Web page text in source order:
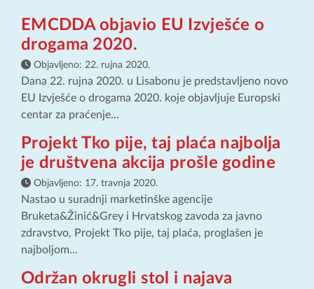
EMCDDA objavio EU Izvješće o
drogama 2020.
Objavljeno: 22. rujna 2020.
Dana 22. rujna 2020. u Lisabonu je predstavljeno novo
EU Izvješće o drogama 2020. koje objavljuje Europski
centar za praćenje...
Projekt Tko pije, taj plaća najbolja
je društvena akcija prošle godine
Objavljeno: 17. travnja 2020.
Nastao u suradnji marketinške agencije
Bruketa&Žinić&Grey i Hrvatskog zavoda za javno
zdravstvo, Projekt Tko pije, taj plaća, proglašen je
najboljom...
Održan okrugli stol i najava